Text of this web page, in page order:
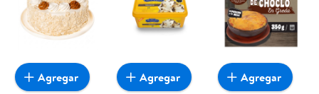
Agregar Agregar Agregar